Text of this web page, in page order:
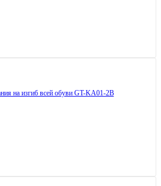
на изгиб всей обуви GT-KA01-2B